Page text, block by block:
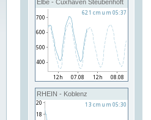
Elbe - Cuxhaven Steubenhöft
RHEIN - Koblenz